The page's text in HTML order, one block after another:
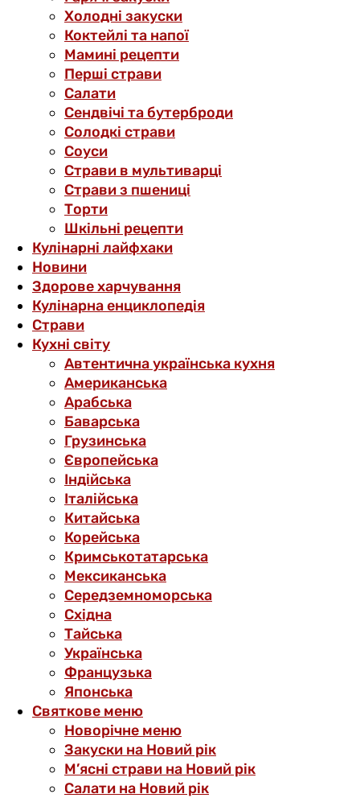
Холодні закуски
Коктейлі та напої
Мамині рецепти
Перші страви
Салати
Сендвічі та бутерброди
Солодкі страви
Соуси
Страви в мультиварці
Страви з пшениці
Торти
Шкільні рецепти
Кулінарні лайфхаки
Новини
Здорове харчування
Кулінарна енциклопедія
Страви
Кухні світу
Автентична українська кухня
Американська
Арабська
Баварська
Грузинська
Європейська
Індійська
Італійська
Китайська
Корейська
Кримськотатарська
Мексиканська
Середземноморська
Східна
Тайська
Українська
Французька
Японська
Святкове меню
Новорічне меню
Закуски на Новий рік
М’ясні страви на Новий рік
Салати на Новий рік